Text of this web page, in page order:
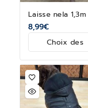
Laisse nela 1,3m
8,99€
Choix des